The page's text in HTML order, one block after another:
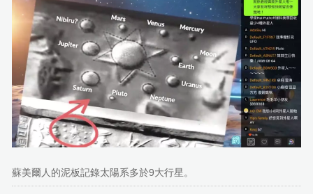
蘇美爾人的泥板記錄太陽系多於9大行星。